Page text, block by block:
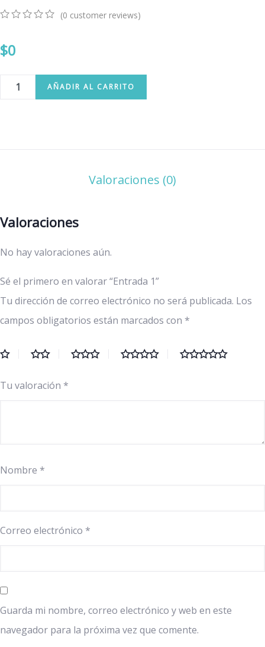
of
based
customer
ratings
(0 customer reviews)
$0
AÑADIR AL CARRITO
Valoraciones (0)
Valoraciones
No hay valoraciones aún.
Sé el primero en valorar “Entrada 1”
Tu dirección de correo electrónico no será publicada. Los
campos obligatorios están marcados con *
Tu valoración *
Nombre *
Correo electrónico *
Guarda mi nombre, correo electrónico y web en este
navegador para la próxima vez que comente.